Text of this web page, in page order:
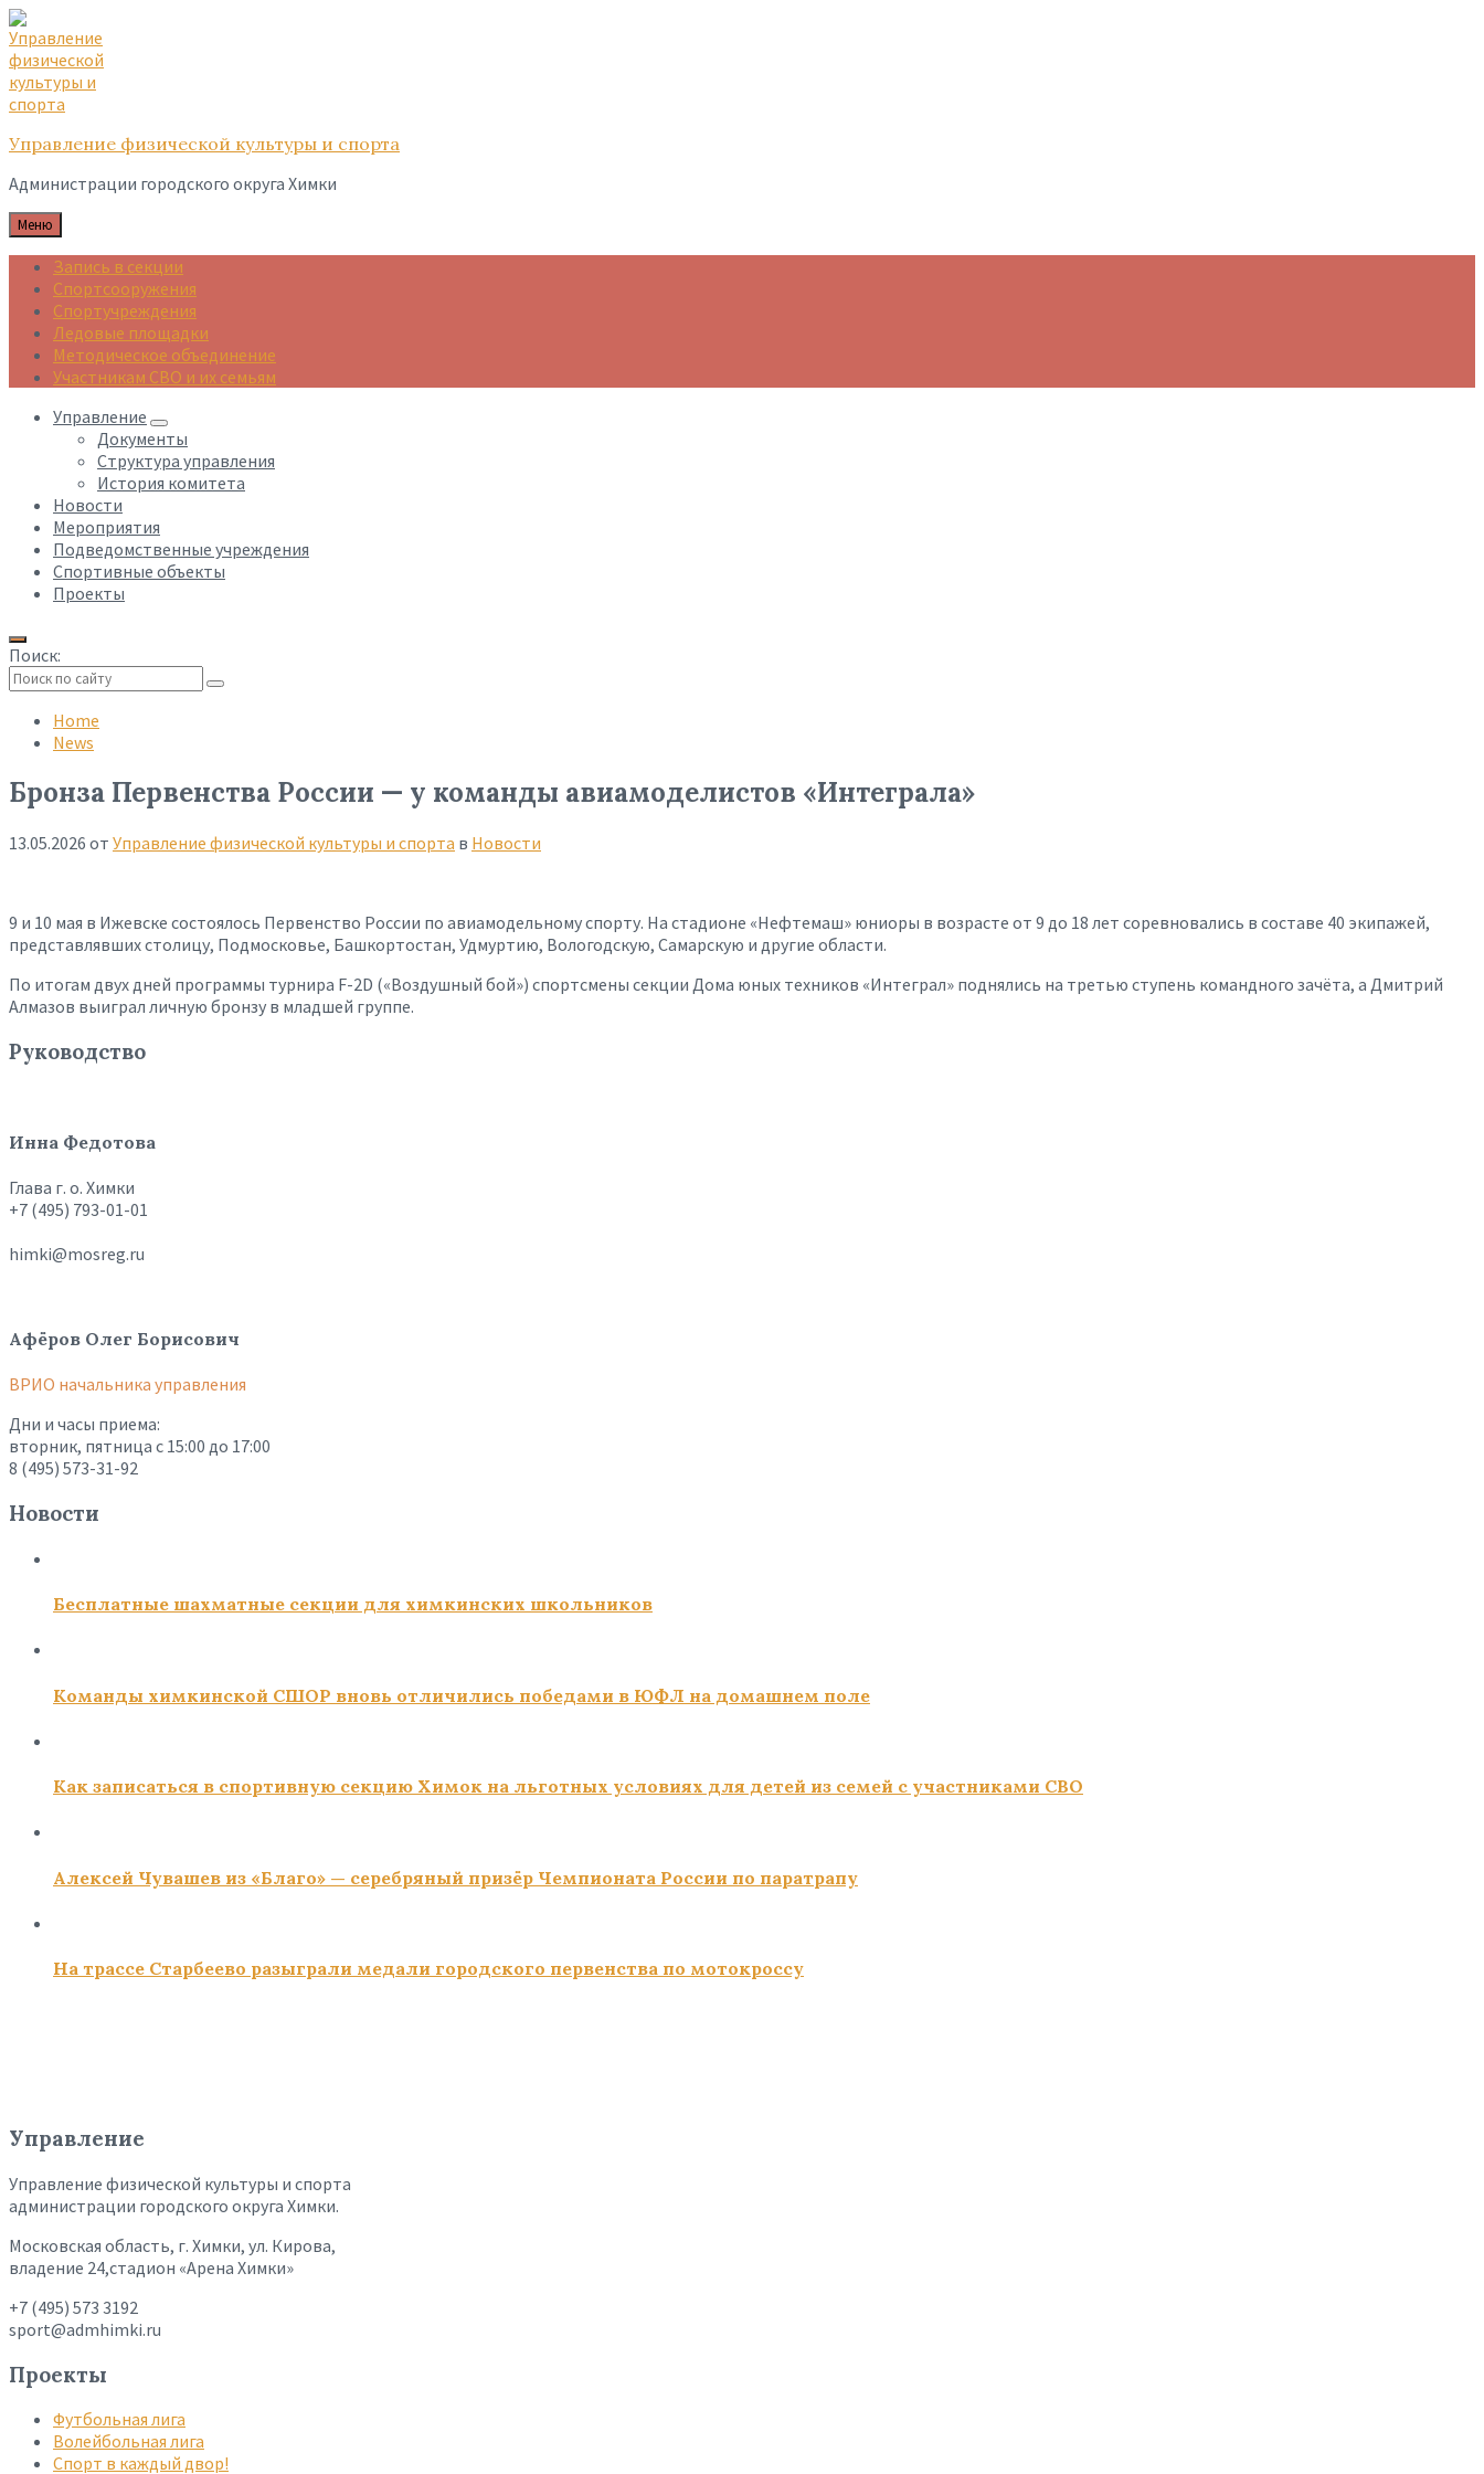
Skip
to
content
Skip
to
main
navigation
Skip
to
footer
Управление физической культуры и спорта
Администрации городского округа Химки
Меню
Запись в секции
Спортсооружения
Спортучреждения
Ледовые площадки
Методическое объединение
Участникам СВО и их семьям
Управление
Документы
Структура управления
История комитета
Новости
Мероприятия
Подведомственные учреждения
Спортивные объекты
Проекты
Поиск:
search
Home
News
Бронза Первенства России — у команды авиамоделистов «Интеграла»
13.05.2026 от Управление физической культуры и спорта в Новости
9 и 10 мая в Ижевске состоялось Первенство России по авиамодельному спорту. На стадионе «Нефтемаш» юниоры в возрасте от 9 до 18 лет соревновались в составе 40 экипажей,
представлявших столицу, Подмосковье, Башкортостан, Удмуртию, Вологодскую, Самарскую и другие области.
По итогам двух дней программы турнира F-2D («Воздушный бой») спортсмены секции Дома юных техников «Интеграл» поднялись на третью ступень командного зачёта, а Дмитрий
Алмазов выиграл личную бронзу в младшей группе.
Руководство
Инна Федотова
Глава г. о. Химки
+7 (495) 793-01-01
himki@mosreg.ru
Афёров Олег Борисович
ВРИО начальника управления
Дни и часы приема:
вторник, пятница с 15:00 до 17:00
8 (495) 573-31-92
Новости
Бесплатные шахматные секции для химкинских школьников
Команды химкинской СШОР вновь отличились победами в ЮФЛ на домашнем поле
Как записаться в спортивную секцию Химок на льготных условиях для детей из семей с участниками СВО
Алексей Чувашев из «Благо» — серебряный призёр Чемпионата России по паратрапу
На трассе Старбеево разыграли медали городского первенства по мотокроссу
Управление
Управление физической культуры и спорта
администрации городского округа Химки.
Московская область, г. Химки, ул. Кирова,
владение 24,стадион «Арена Химки»
+7 (495) 573 3192
sport@admhimki.ru
Проекты
Футбольная лига
Волейбольная лига
Спорт в каждый двор!